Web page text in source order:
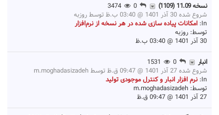
نسخه 11.09 (1109)
0
شروع شده 30 آذر 1401 @ 03:40 ب.ظ توسط
روزبه
In: امکانات پیاده سازی شده در هر نسخه از نرم‌افزار
توسط: روزبه
30 آذر 1401 @ 03:40 ب.ظ
انبار
0
شروع شده 27 آذر 1401 @ 09:47 ق.ظ توسط
m.moghadasizadeh
In: نرم افزار انبار و کنترل موجودی تولید
توسط: m.moghadasizadeh
27 آذر 1401 @ 09:47 ق.ظ